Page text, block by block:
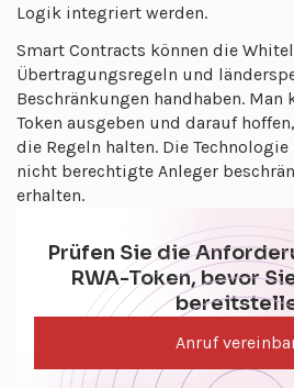
Logik integriert werden.
Smart Contracts können die
Übertragungsregeln und
Beschränkungen handhaben. Man
Token ausgeben und darauf
die Regeln halten. Die
nicht berechtigte Anleger
erhalten.
Prüfen Sie die
RWA-Token, bevor
Anruf